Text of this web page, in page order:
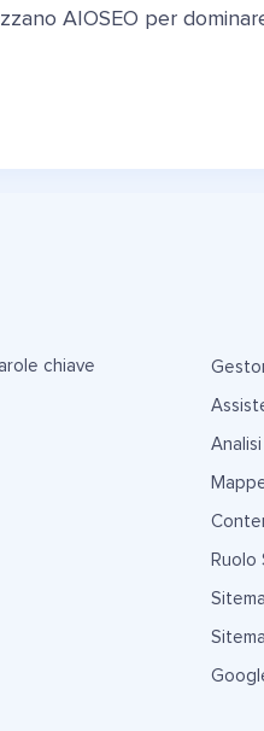
AIOSEO per
chiave
Ruolo